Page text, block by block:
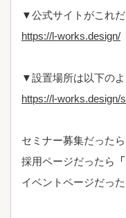
▼公式サイトがこれ
https://l-works.design/
▼設置場所は以下の
https://l-works.design/
セミナー募集だったら
採用ページだったら
イベントページだっ